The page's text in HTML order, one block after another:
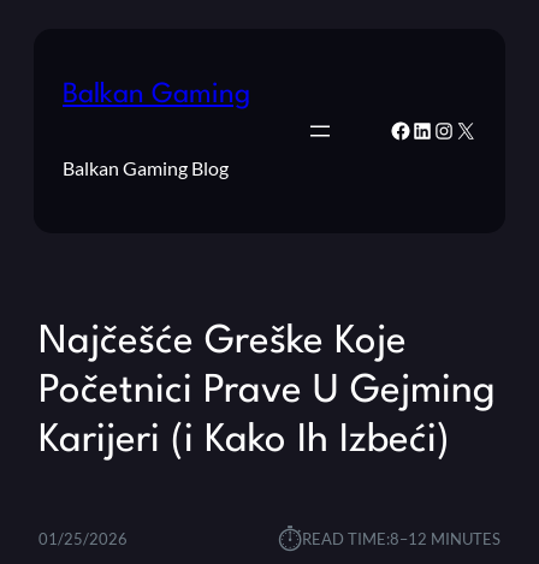
Balkan Gaming
Balkan Gaming Blog
Facebook
LinkedIn
Instagram
X
Najčešće Greške Koje
Početnici Prave U Gejming
Karijeri (i Kako Ih Izbeći)
01/25/2026 ⏱︎READ TIME:8–12 MINUTES